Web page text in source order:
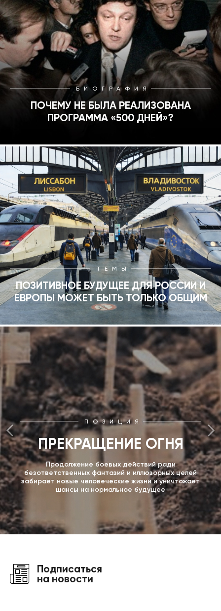
1991
1990
БИОГРАФИЯ
ПОЧЕМУ НЕ БЫЛА РЕАЛИЗОВАНА
ПРОГРАММА «500 ДНЕЙ»?
ТЕМЫ
ПОЗИТИВНОЕ БУДУЩЕЕ ДЛЯ РОССИИ И
ЕВРОПЫ МОЖЕТ БЫТЬ ТОЛЬКО ОБЩИМ
ПОЗИЦИЯ
ПРЕКРАЩЕНИЕ ОГНЯ
Продолжение боевых действий ради
безответственных фантазий и иллюзорных целей
забирает новые человеческие жизни и уничтожает
шансы на нормальное будущее
Подписаться
на новости